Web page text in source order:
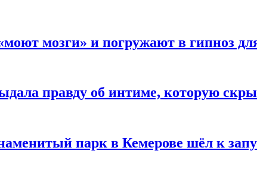
мозги» и погружают в гипноз
правду об интиме, которую
парк в Кемерове шёл к